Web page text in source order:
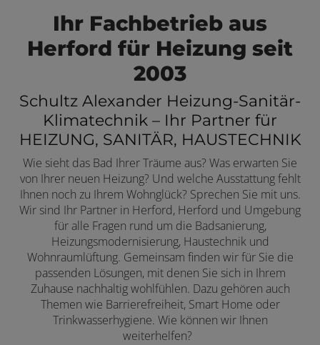
Ihr Fachbetrieb aus
Herford für Heizung seit
2003
Schultz Alexander Heizung-Sanitär-
Klimatechnik – Ihr Partner für
HEIZUNG, SANITÄR, HAUSTECHNIK
Wie sieht das Bad Ihrer Träume aus? Was erwarten Sie
von Ihrer neuen Heizung? Und welche Ausstattung fehlt
Ihnen noch zu Ihrem Wohnglück? Sprechen Sie mit uns.
Wir sind Ihr Partner in Herford, Herford und Umgebung
für alle Fragen rund um die Badsanierung,
Heizungsmodernisierung, Haustechnik und
Wohnraumlüftung. Gemeinsam finden wir für Sie die
passenden Lösungen, mit denen Sie sich in Ihrem
Zuhause nachhaltig wohlfühlen. Dazu gehören auch
Themen wie Barrierefreiheit, Smart Home oder
Trinkwasserhygiene. Wie können wir Ihnen
weiterhelfen?